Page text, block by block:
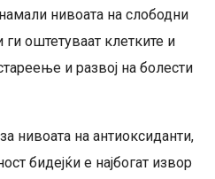
нивоата на слободни
оштетуваат клетките и
и развој на болести
нивоата на антиоксиданти,
бидејќи е најбогат извор